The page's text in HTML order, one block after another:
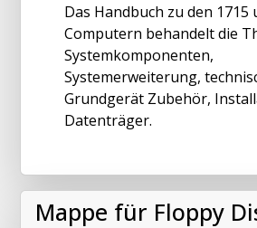
Das Handbuch zu den 1715
Computern behandelt die
Systemkomponenten,
Systemerweiterung,
Grundgerät Zubehör,
Datenträger.
Mappe für Floppy